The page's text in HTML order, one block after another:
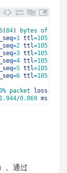
(84) bytes of
=1 ttl=105
=2 ttl=105
=3 ttl=105
=4 ttl=105
=5 ttl=105
=6 ttl=105
% packet loss ,
1.944/0.069 ms
。通过